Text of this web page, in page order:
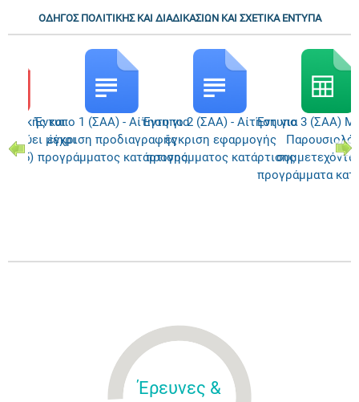
ΟΔΗΓΟΣ ΠΟΛΙΤΙΚΗΣ ΚΑΙ ΔΙΑΔΙΚΑΣΙΩΝ ΚΑΙ ΣΧΕΤΙΚΑ ΕΝΤΥΠΑ
και
μέχρι
Έντυπο 1 (ΣΑΑ) - Αίτηση για
έγκριση προδιαγραφής
προγράμματος κατάρτισης
Έντυπο 2 (ΣΑΑ) - Αίτηση για
έγκριση εφαρμογής
προγράμματος κατάρτισης
Έντυπο 3 (ΣΑΑ)
προγράμματα
Έρευνες &